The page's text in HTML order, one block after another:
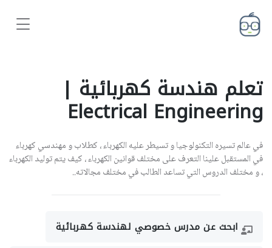
تعلم هندسة كهربائية |
Electrical Engineering
في عالم تسيره التكنولوجيا و تسيطر عليه الكهرباء ، كطلاب و مهندسي كهرباء
في المستقبل علينا التعرف على مختلف قوانين الكهرباء ، كيف يتم توليد الكهرباء
، و مختلف الدروس التي تساعد الطالب في مختلف مجالاته..
ابحث عن مدرس خصوصي لهندسة كهربائية